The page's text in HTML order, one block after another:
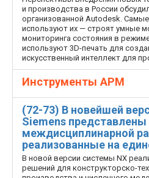
и производства в России
организованной Autodesk.
используют их — строят умные
мониторинга состояния в
используют 3D-печать для
искусственный интеллект для
Инструменты АРМ
(72-73) В новейшей
Siemens представлены
междисциплинарной
реализованные на
В новой версии системы NX
решений для конструкторско-